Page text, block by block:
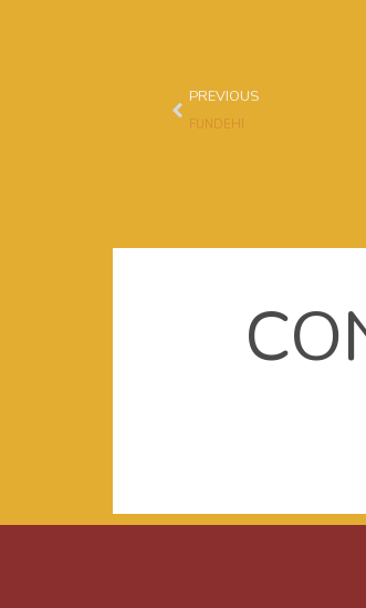
PREVIOUS
FUNDEHI